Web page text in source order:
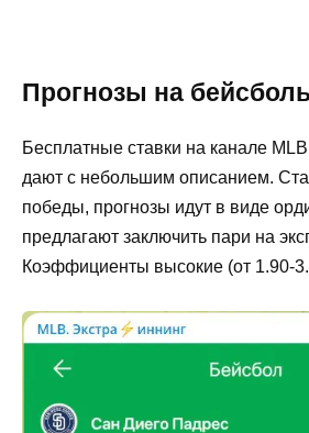
Прогнозы на
Бесплатные ставки на канале
дают с небольшим описанием.
победы, прогнозы идут в виде
предлагают заключить пари на
Коэффициенты высокие (от 1.90-